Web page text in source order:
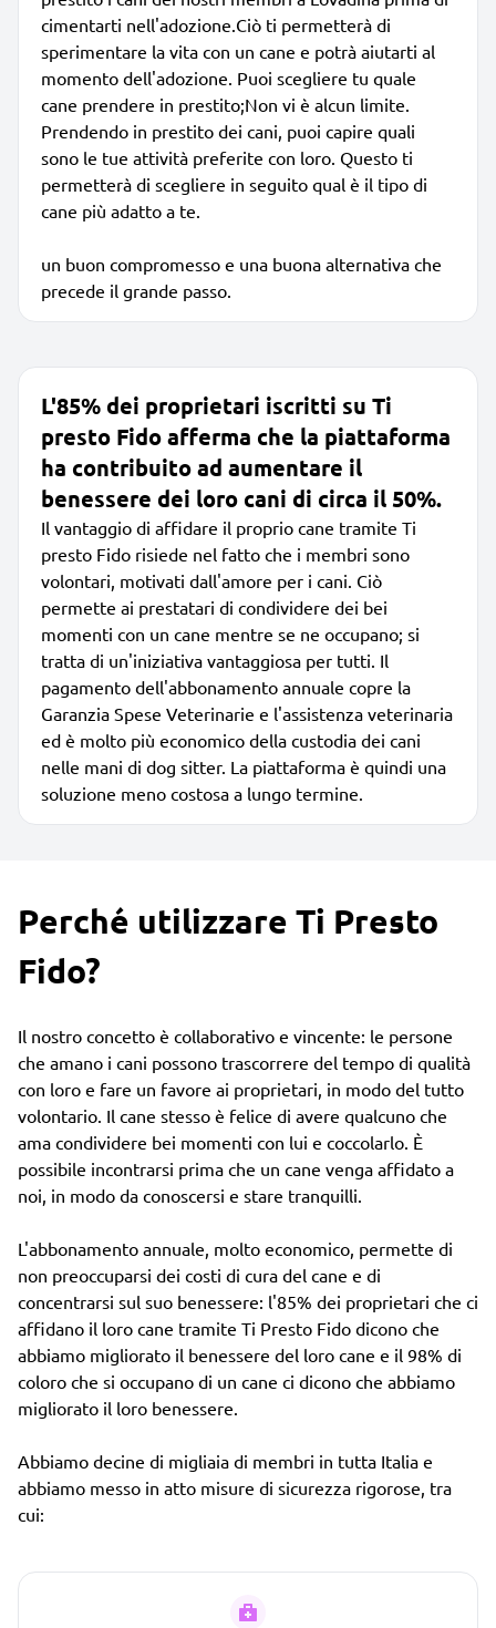
cimentarti nell'adozione.Ciò ti permetterà di
sperimentare la vita con un cane e potrà aiutarti al
momento dell'adozione. Puoi scegliere tu quale
cane prendere in prestito;Non vi è alcun limite.
Prendendo in prestito dei cani, puoi capire quali
sono le tue attività preferite con loro. Questo ti
permetterà di scegliere in seguito qual è il tipo di
cane più adatto a te.
un buon compromesso e una buona alternativa che
precede il grande passo.
L'85% dei proprietari iscritti su Ti
presto Fido afferma che la piattaforma
ha contribuito ad aumentare il
benessere dei loro cani di circa il 50%.
Il vantaggio di affidare il proprio cane tramite Ti
presto Fido risiede nel fatto che i membri sono
volontari, motivati dall'amore per i cani. Ciò
permette ai prestatari di condividere dei bei
momenti con un cane mentre se ne occupano; si
tratta di un'iniziativa vantaggiosa per tutti. Il
pagamento dell'abbonamento annuale copre la
Garanzia Spese Veterinarie e l'assistenza veterinaria
ed è molto più economico della custodia dei cani
nelle mani di dog sitter. La piattaforma è quindi una
soluzione meno costosa a lungo termine.
Perché utilizzare Ti Presto
Fido?
Il nostro concetto è collaborativo e vincente: le persone
che amano i cani possono trascorrere del tempo di qualità
con loro e fare un favore ai proprietari, in modo del tutto
volontario. Il cane stesso è felice di avere qualcuno che
ama condividere bei momenti con lui e coccolarlo. È
possibile incontrarsi prima che un cane venga affidato a
noi, in modo da conoscersi e stare tranquilli.
L'abbonamento annuale, molto economico, permette di
non preoccuparsi dei costi di cura del cane e di
concentrarsi sul suo benessere: l'85% dei proprietari che ci
affidano il loro cane tramite Ti Presto Fido dicono che
abbiamo migliorato il benessere del loro cane e il 98% di
coloro che si occupano di un cane ci dicono che abbiamo
migliorato il loro benessere.
Abbiamo decine di migliaia di membri in tutta Italia e
abbiamo messo in atto misure di sicurezza rigorose, tra
cui: